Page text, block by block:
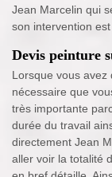
Jean Marcelin qui
son intervention
Devis peinture
Lorsque vous
nécessaire que
très importante
durée du travail
directement Jean
aller voir la totalité